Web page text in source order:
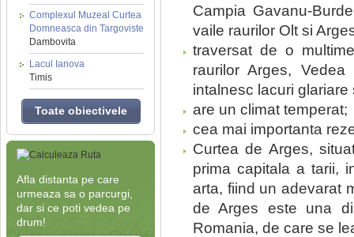
Complexul Muzeal Curtea
Domneasca din Targoviste
Dambovita
Lacul Ianova
Timis
Toate obiectivele
Afla distanta pe care
urmeaza sa o parcurgi,
dar si ce poti vedea pe
drum!
Campia Gavanu-
vaile raurilor Olt si
traversat de o
raurilor Arges,
intalnesc lacuri glariare
are un climat temperat;
cea mai importanta
Curtea de Arges,
prima capitala a tarii,
arta, fiind un adevarat
de Arges este una
Romania, de care se